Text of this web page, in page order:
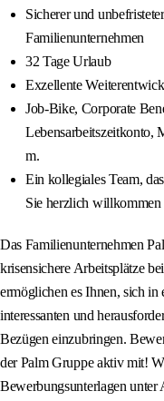
Sicherer und
Familienunternehmen
32 Tage Urlaub
Exzellente
Job-Bike, Corporate
Lebensarbeitszeitkonto,
m.
Ein kollegiales Team,
Sie herzlich willkommen
Das Familienunternehmen
krisensichere Arbeitsplätze
ermöglichen es Ihnen, sich in
interessanten und
Bezügen einzubringen.
der Palm Gruppe aktiv mit!
Bewerbungsunterlagen unter